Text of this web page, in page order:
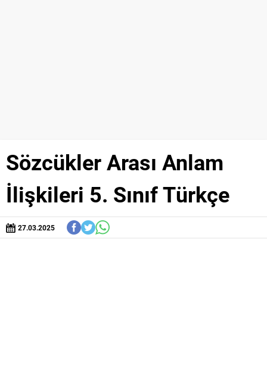
Sözcükler Arası Anlam
İlişkileri 5. Sınıf Türkçe
27.03.2025